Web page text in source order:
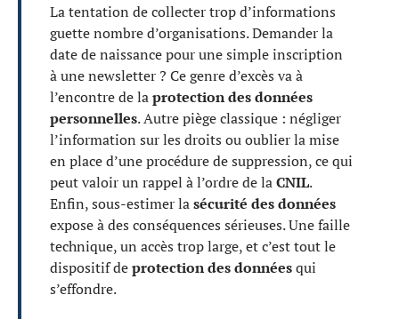
La tentation de collecter trop d’informations
guette nombre d’organisations. Demander la
date de naissance pour une simple inscription
à une newsletter ? Ce genre d’excès va à
l’encontre de laprotection des données
personnelles. Autre piège classique : négliger
l’information sur les droits ou oublier la mise
en place d’une procédure de suppression, ce qui
peut valoir un rappel à l’ordre de laCNIL.
Enfin, sous-estimer lasécurité des données
expose à des conséquences sérieuses. Une faille
technique, un accès trop large, et c’est tout le
dispositif deprotection des donnéesqui
s’effondre.